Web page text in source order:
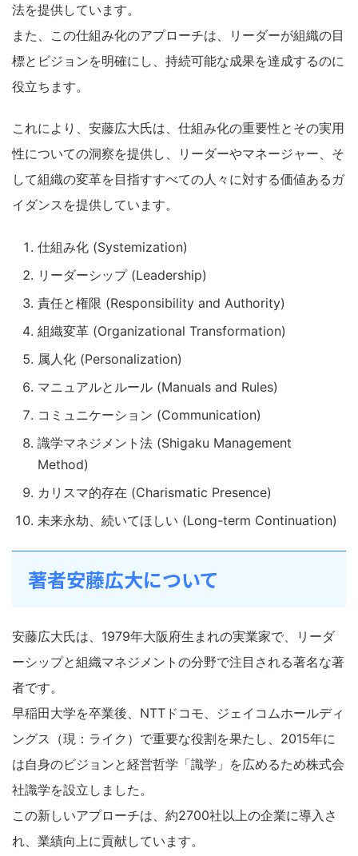
法を提供しています。
また、この仕組み化のアプローチは、リーダーが組織の目
標とビジョンを明確にし、持続可能な成果を達成するのに
役立ちます。
これにより、安藤広大氏は、仕組み化の重要性とその実用
性についての洞察を提供し、リーダーやマネージャー、そ
して組織の変革を目指すすべての人々に対する価値あるガ
イダンスを提供しています。
仕組み化 (Systemization)
リーダーシップ (Leadership)
責任と権限 (Responsibility and Authority)
組織変革 (Organizational Transformation)
属人化 (Personalization)
マニュアルとルール (Manuals and Rules)
コミュニケーション (Communication)
識学マネジメント法 (Shigaku Management
Method)
カリスマ的存在 (Charismatic Presence)
未来永劫、続いてほしい (Long-term Continuation)
著者安藤広大について
安藤広大氏は、1979年大阪府生まれの実業家で、リーダ
ーシップと組織マネジメントの分野で注目される著名な著
者です。
早稲田大学を卒業後、NTTドコモ、ジェイコムホールディ
ングス（現：ライク）で重要な役割を果たし、2015年に
は自身のビジョンと経営哲学「識学」を広めるため株式会
社識学を設立しました。
この新しいアプローチは、約2700社以上の企業に導入さ
れ、業績向上に貢献しています。